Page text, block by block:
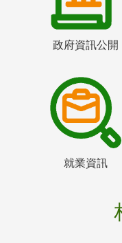
政府資訊公開
就業資訊